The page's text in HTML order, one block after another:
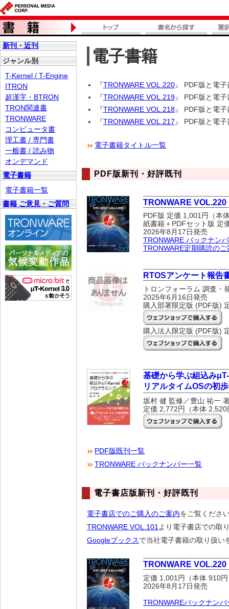
電子書籍
『TRONWARE VOL.220』 PDF版と電
『TRONWARE VOL.219』 PDF版と電
『TRONWARE VOL.218』 PDF版と電
『TRONWARE VOL.217 』 PDF版と電
電子書籍タイトル一覧
PDF版新刊・好評既刊
TRONWARE VOL.220
PDF版 定価 1,001円（本
紙書籍＋PDFセット版 定
2026年8月17日発売
TRONWARE バックナン
TRONWARE定期購読のご
RTOSアンケート報告
トロンフォーラム 調査・
2025年6月16日発売
購入部署限定版 (PDF版)
購入法人限定版 (PDF版)
基礎から学ぶ組込み
リアルタイムOSの初
坂村 健 監修／豊山 祐一
定価 2,772円（本体 2,520
PDF版既刊一覧
TRONWARE バックナンバー一覧
電子書店版新刊・好評既刊
電子書店でのご購入のご案内をご覧くださ
TRONWARE VOL.101より電子書店での取
Googleブックス で当社電子書籍の取り扱い
TRONWARE VOL.220
定価 1,001円（本体 910
2026年8月17日発売
TRONWAREバックナンバ
新刊・近刊
ジャンル別
T-Kernel / T-Engine
ITRON
超漢字・BTRON
TRON関連書
TRONWARE
コンピュータ書
理工書 / 専門書
一般書 / 読み物
オンデマンド
電子書籍
電子書籍一覧
書籍 ご意見・ご質問